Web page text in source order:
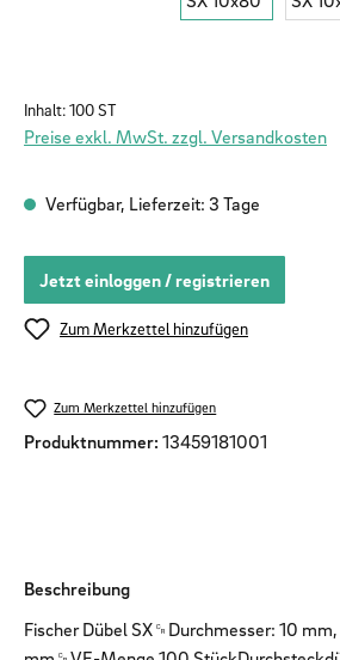
Inhalt:100 ST
Preise exkl. MwSt. zzgl. Versandkosten
Verfügbar, Lieferzeit: 3 Tage
Jetzt einloggen / registrieren
Zum Merkzettel hinzufügen
Zum Merkzettel hinzufügen
Produktnummer: 13459181001
Beschreibung
Fischer Dübel SX␍Durchmesser: 10